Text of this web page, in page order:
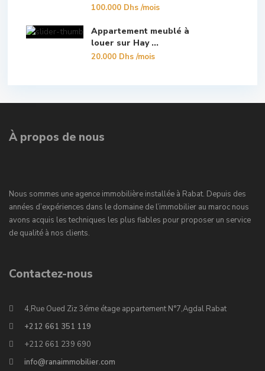
100.000 Dhs/mois
Appartement meublé à
louer sur Hay ...
20.000 Dhs/mois
À propos de nous
Nous sommes une agence immobilière installée à Rabat. Depuis des
années d’expériences dans le domaine de l’immobilier au maroc nous
avons acquis les techniques les plus fiables pour proposer un service
de qualité à nos clients.
Contactez-nous
4,Rue Oued Ziz 3éme étage appartement N°7,Agdal Rabat
+212 661 351 119
+212 661 239 690
info@ranaimmobilier.com